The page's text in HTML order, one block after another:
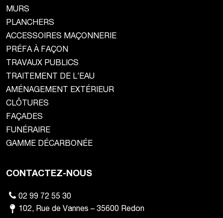
MURS
PLANCHERS
ACCESSOIRES MAÇONNERIE
PRÉFA À FAÇON
TRAVAUX PUBLICS
TRAITEMENT DE L’EAU
AMÉNAGEMENT EXTÉRIEUR
CLÔTURES
FAÇADES
FUNÉRAIRE
GAMME DÉCARBONÉE
CONTACTEZ-NOUS
02 99 72 55 30
102, Rue de Vannes –35600 Redon